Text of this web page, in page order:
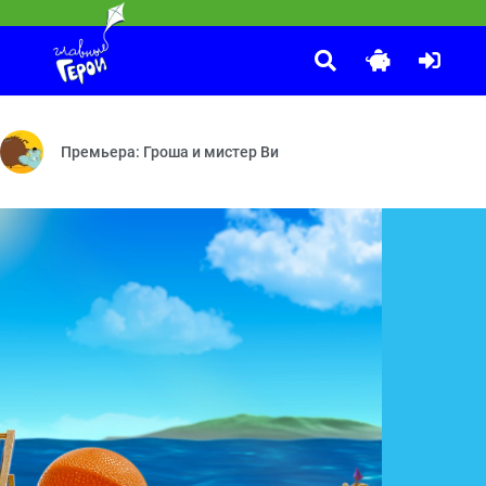
— Железная дорога — Следы преступления — Тайна
их породах, видах, характере и привычках.
КОШЕЧКИ-СОБАЧКИ
Эх, Мия-Мия — Новичок — Английский натюрморт — Где же
Премьера: Гроша и мистер Ви